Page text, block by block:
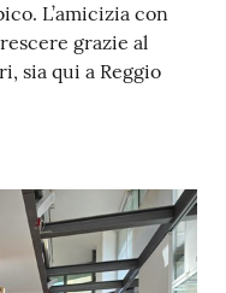
L’amicizia con
grazie al
sia qui a Reggio